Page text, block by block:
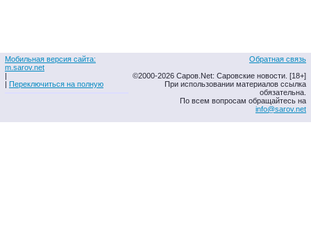
Мобильная версия сайта:
m.sarov.net
|
| Переключиться на полную
Обратная связь
©2000-2026 Саров.Net: Саровские новости. [18+]
При использовании материалов ссылка
обязательна.
По всем вопросам обращайтесь на
info@sarov.net